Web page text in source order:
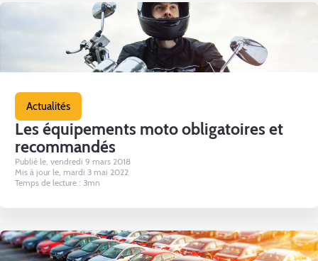
Actualités
Les équipements moto obligatoires et
recommandés
Publié le, vendredi 9 mars 2018
Mis à jour le, mardi 3 mai 2022
Temps de lecture : 3mn